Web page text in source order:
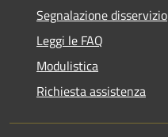
Segnalazione disservizio
Leggi le FAQ
Modulistica
Richiesta assistenza